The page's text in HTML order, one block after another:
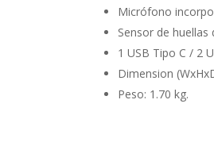
Micrófono
Sensor de huellas
1 USB Tipo C / 2
Dimension
Peso: 1.70 kg.